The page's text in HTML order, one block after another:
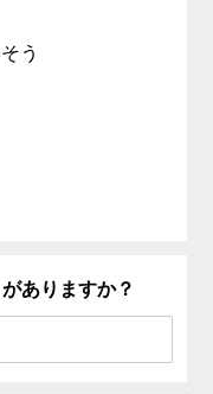
う
ありますか？